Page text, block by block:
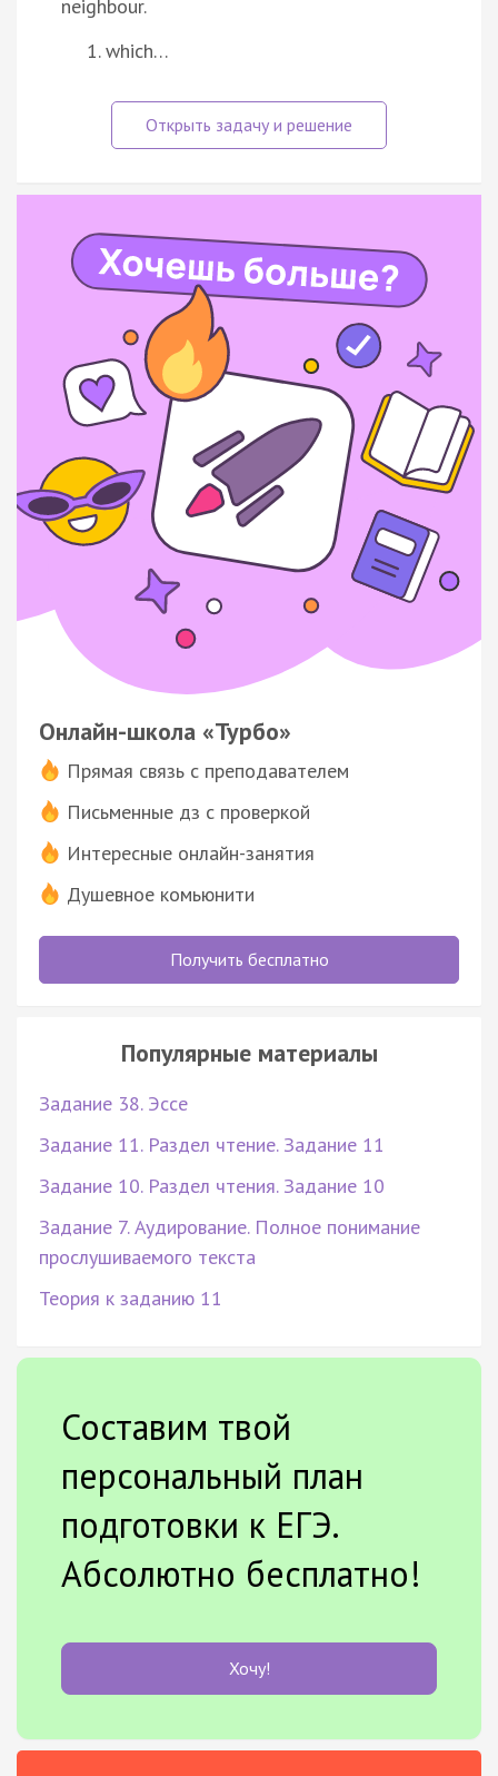
neighbour.
which…
Онлайн-школа «Турбо»
Прямая связь с преподавателем
Письменные дз с проверкой
Интересные онлайн-занятия
Душевное комьюнити
Получить бесплатно
Популярные материалы
Задание 38. Эссе
Задание 11. Раздел чтение. Задание 11
Задание 10. Раздел чтения. Задание 10
Задание 7. Аудирование. Полное понимание
прослушиваемого текста
Теория к заданию 11
Составим твой
персональный план
подготовки к ЕГЭ.
Абсолютно бесплатно!
Хочу!